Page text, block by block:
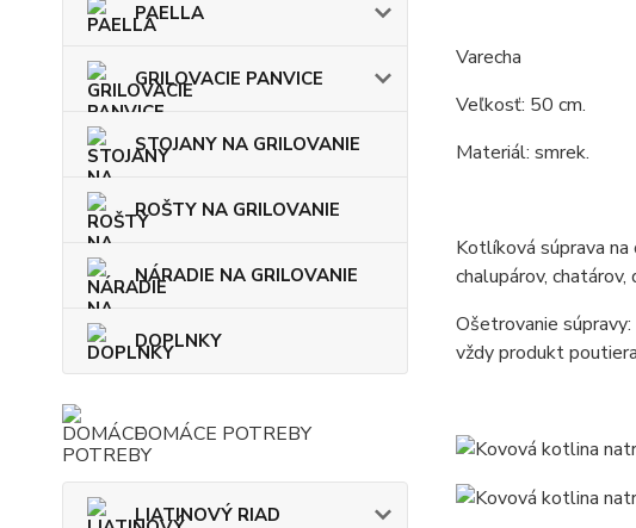
PAELLA
GRILOVACIE PANVICE
STOJANY NA GRILOVANIE
ROŠTY NA GRILOVANIE
NÁRADIE NA GRILOVANIE
DOPLNKY
DOMÁCE POTREBY
LIATINOVÝ RIAD
Varecha
Veľkosť: 50 cm.
Materiál: smrek.
Kotlíková súprava
chalupárov,
Ošetrovanie
vždy produkt